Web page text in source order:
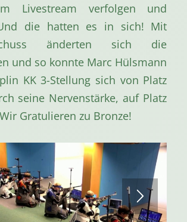
Livestream verfolgen und
die hatten es in sich! Mit
änderten sich die
und so konnte Marc Hülsmann
KK 3-Stellung sich von Platz
seine Nervenstärke, auf Platz
Gratulieren zu Bronze!